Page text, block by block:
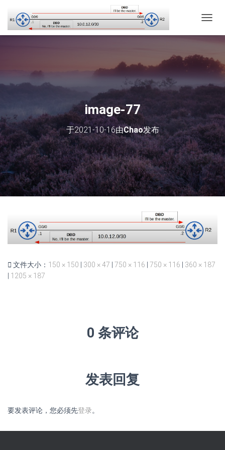
换
image-77
于2021-10-16由Chao发布
文件大小： 150 × 150 300 × 47 750 × 116 750 × 116
360 × 187
1205 × 187
0 条评论
发表回复
要发表评论，您必须先登录。